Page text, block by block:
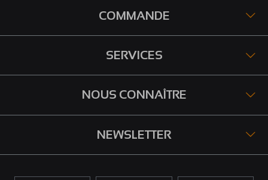
COMMANDE
SERVICES
NOUS CONNAÎTRE
NEWSLETTER